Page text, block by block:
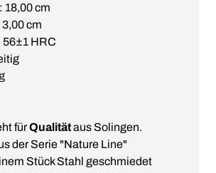
18,00 cm
cm
HRC
fürQualitätaus Solingen.
der Serie "Nature Line"
Stück Stahl geschmiedet